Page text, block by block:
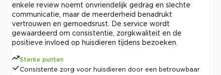
enkele review noemt onvriendelijk gedrag en slechte
communicatie, maar de meerderheid benadrukt
vertrouwen en gemoedsrust. De service wordt
gewaardeerd om consistentie, zorgkwaliteit en de
positieve invloed op huisdieren tijdens bezoeken.
Sterke punten
Consistente zorg voor huisdieren door een betrouwbaar